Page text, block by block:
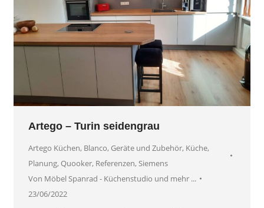
Artego – Turin seidengrau
Artego Küchen, Blanco, Geräte und Zubehör, Küche,
Planung, Quooker, Referenzen, Siemens
Von Möbel Spanrad - Küchenstudio und mehr ...
23/06/2022